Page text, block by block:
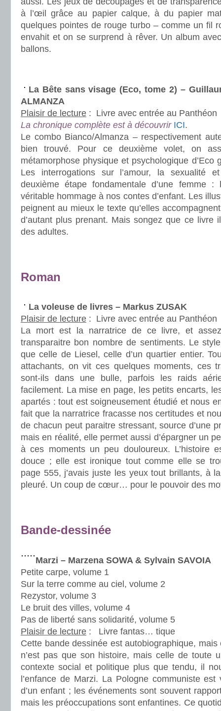
à l’œil grâce au papier calque, à du papier
quelques pointes de rouge turbo – comme un fil
envahit et on se surprend à rêver. Un album
ballons.
La Bête sans visage (Eco, tome 2) –
ALMANZA
Plaisir de lecture : Livre avec entrée au Panthéon
La chronique complète est à découvrir ICI.
Le combo Bianco/Almanza – respectivement
bien trouvé. Pour ce deuxième volet, on
métamorphose physique et psychologique d’Eco
Les interrogations sur l’amour, la sexualité
deuxième étape fondamentale d’une femme :
véritable hommage à nos contes d’enfant. Les
peignent au mieux le texte qu’elles
d’autant plus prenant. Mais songez que ce livre
des adultes.
Roman
La voleuse de livres – Markus ZUSAK
Plaisir de lecture : Livre avec entrée au Panthéon
La mort est la narratrice de ce livre, et
transparaitre bon nombre de sentiments. Le
que celle de Liesel, celle d’un quartier entier.
attachants, on vit ces quelques moments, ces
sont-ils dans une bulle, parfois les raids
facilement. La mise en page, les petits encarts,
apartés : tout est soigneusement étudié et nous
fait que la narratrice fracasse nos certitudes et
de chacun peut paraitre stressant, source d’une
mais en réalité, elle permet aussi d’épargner un
à ces moments un peu douloureux. L’histoire
douce ; elle est ironique tout comme elle se
page 555, j’avais juste les yeux tout brillants, à
pleuré. Un coup de cœur… pour le pouvoir des
Bande-dessinée
Marzi – Marzena SOWA & Sylvain SAVOIA
Petite carpe, volume 1
Sur la terre comme au ciel, volume 2
Rezystor, volume 3
Le bruit des villes, volume 4
Pas de liberté sans solidarité, volume 5
Plaisir de lecture :
Livre fantas… tique
Cette bande dessinée est autobiographique, mais
n’est pas que son histoire, mais celle de toute
contexte social et politique plus que tendu, il
l’enfance de Marzi. La Pologne communiste
d’un enfant ; les événements sont souvent
mais les préoccupations sont enfantines. Ce